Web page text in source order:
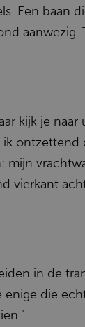
Een baan
aanwezig.
kijk je
ontzettend
vierkant
in de
die